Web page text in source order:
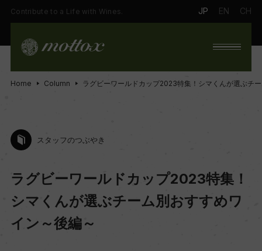
Contribute to a Life with Wines. JP EN CH
Home Column ラグビーワールドカップ2023特集！シマくんが選ぶチ
スタッフのつぶやき
ラグビーワールドカップ2023特集！
シマくんが選ぶチーム別おすすめワ
イン～後編～